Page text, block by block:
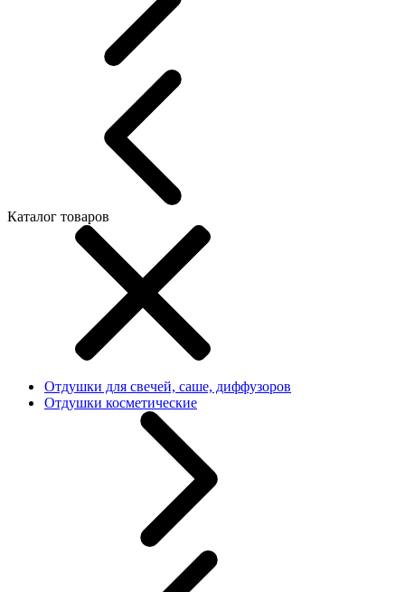
Каталог товаров
Отдушки для свечей, саше, диффузоров
Отдушки косметические